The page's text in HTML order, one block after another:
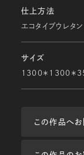
仕上方法
エコタイプウレタ
サイズ
1300＊1300＊
この作品へ